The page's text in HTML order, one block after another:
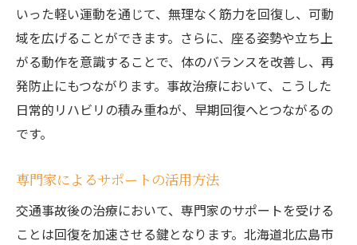
いった軽い運動を通じて、無理なく筋力を回復し、可動
域を広げることができます。さらに、座る姿勢や立ち上
がる動作を意識することで、体のバランスを改善し、再
発防止にもつながります。事故治療において、こうした
日常的リハビリの積み重ねが、早期回復へとつながるの
です。
専門家によるサポートの活用方法
交通事故後の治療において、専門家のサポートを受ける
ことは回復を加速させる鍵となります。北海道北広島市